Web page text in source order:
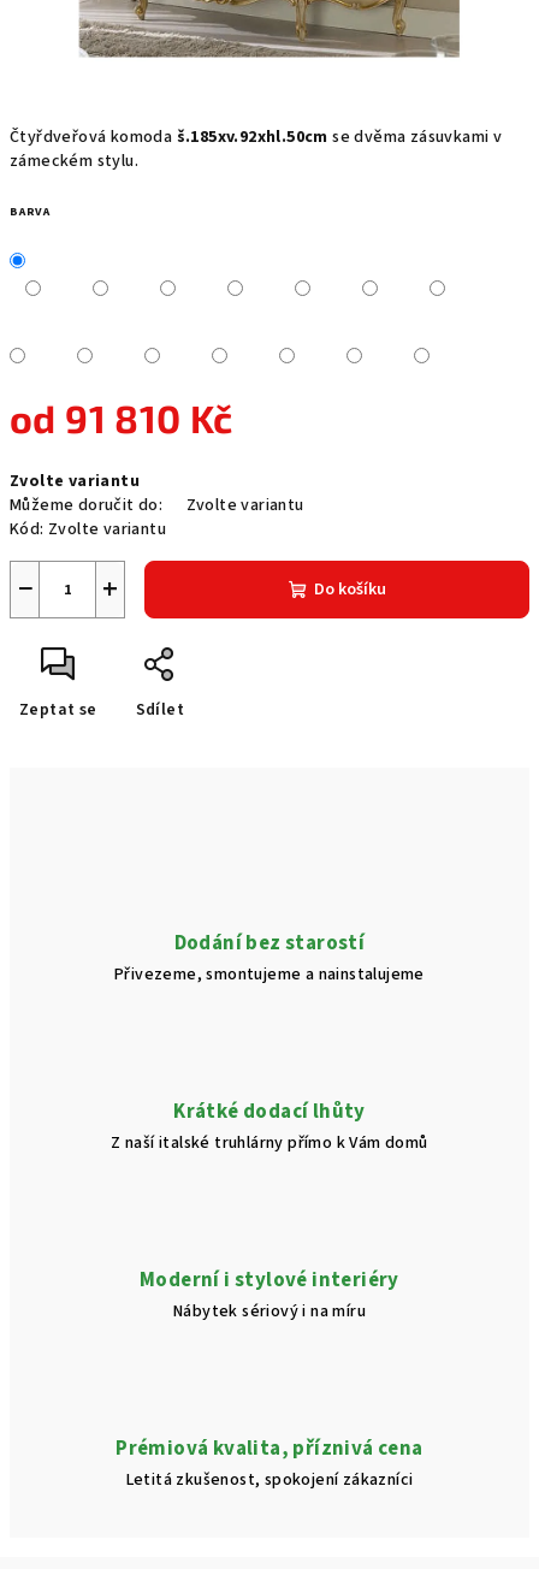
Čtyřdveřová komoda š.185xv.92xhl.50cm se dvěma zásuvkami v
zámeckém stylu.
BARVA
od 91 810 Kč
cena:
Zvolte variantu
Můžeme doručit do:
Zvolte variantu
Kód: Zvolte variantu
+
− Do košíku
Zeptat se Sdílet
Dodání bez starostí
Přivezeme, smontujeme a nainstalujeme
Krátké dodací lhůty
Z naší italské truhlárny přímo k Vám domů
Moderní i stylové interiéry
Nábytek sériový i na míru
Prémiová kvalita, příznivá cena
Letitá zkušenost, spokojení zákazníci